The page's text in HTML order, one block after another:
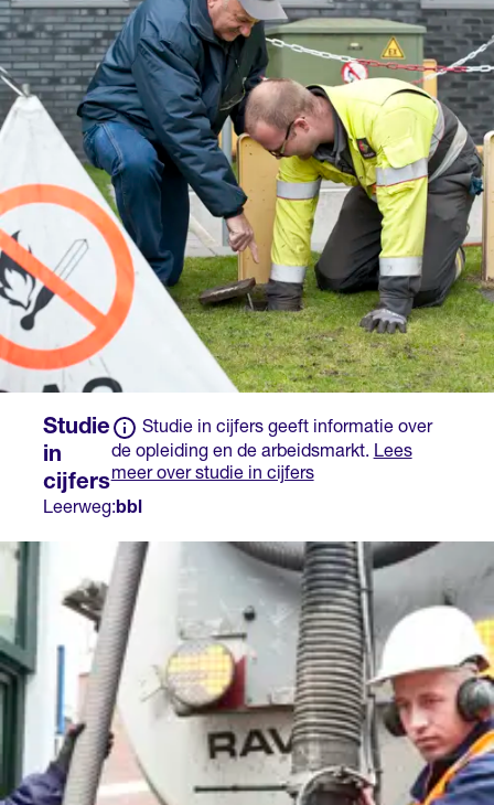
arbeidsovereenkomst
met het erkende
leerbedrijf en krijg je
salaris.
leerjaar 4
Een ander diploma of
bewijsstuk dat de
overheid heeft erkend
op basis van een
ministeriële regeling.
Voor deze opleiding
kan een school
aanvullende eisen
stellen of wiskunde of
natuur- en scheikunde
onderdeel waren van
het eindexamen.
Studie
in
cijfers
Studie in cijfers geeft informatie over
de opleiding en de arbeidsmarkt. Lees
meer over studie in cijfers
Leerweg: bbl